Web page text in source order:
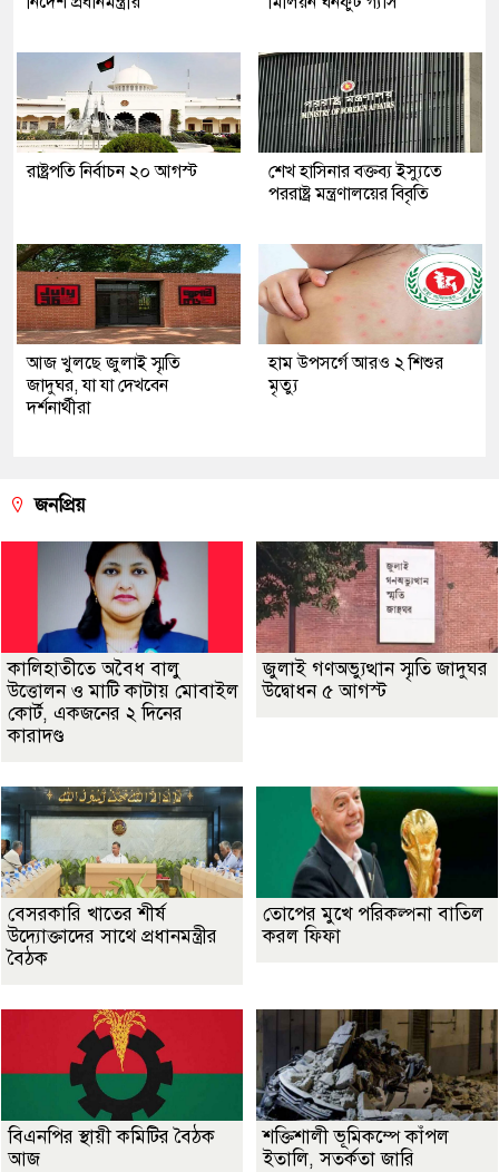
রাষ্ট্রপতি নির্বাচন ২০ আগস্ট
শেখ হাসিনার বক্তব্য ইস্যুতে
পররাষ্ট্র মন্ত্রণালয়ের বিবৃতি
আজ খুলছে জুলাই স্মৃতি
জাদুঘর, যা যা দেখবেন
দর্শনার্থীরা
হাম উপসর্গে আরও ২ শিশুর
মৃত্যু
জনপ্রিয়
কালিহাতীতে অবৈধ বালু
উত্তোলন ও মাটি কাটায় মোবাইল
কোর্ট, একজনের ২ দিনের
কারাদণ্ড
জুলাই গণঅভ্যুত্থান স্মৃতি জাদুঘর
উদ্বোধন ৫ আগস্ট
বেসরকারি খাতের শীর্ষ
উদ্যোক্তাদের সাথে প্রধানমন্ত্রীর
বৈঠক
তোপের মুখে পরিকল্পনা বাতিল
করল ফিফা
বিএনপির স্থায়ী কমিটির বৈঠক
আজ
শক্তিশালী ভূমিকম্পে কাঁপল
ইতালি, সতর্কতা জারি